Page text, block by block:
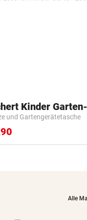
Kinder Garten-
und Gartengerätetasche
Alle